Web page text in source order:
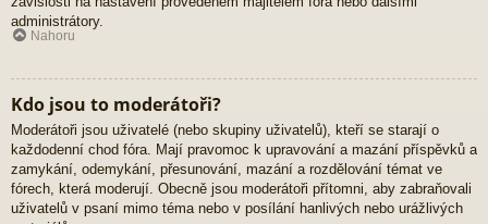
administrátory.
Nahoru
Kdo jsou to moderátoři?
Moderátoři jsou uživatelé (nebo skupiny uživatelů), kteří se starají o
každodenní chod fóra. Mají pravomoc k upravování a mazání příspěvků a
zamykání, odemykání, přesunování, mazání a rozdělování témat ve
fórech, která moderují. Obecně jsou moderátoři přítomni, aby zabraňovali
uživatelů v psaní mimo téma nebo v posílání hanlivých nebo urážlivých